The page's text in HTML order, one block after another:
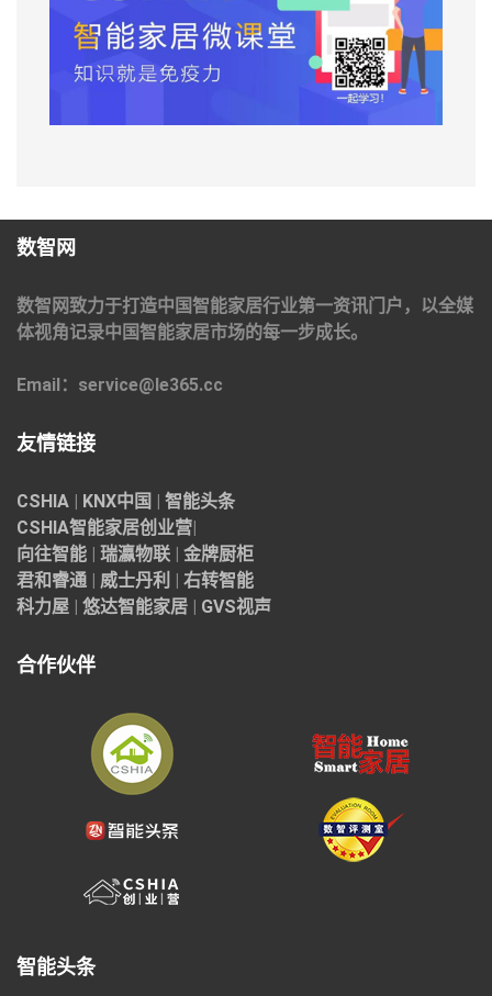
数智网
数智网致力于打造中国智能家居行业第一资讯门户，以全媒
体视角记录中国智能家居市场的每一步成长。
Email：service@le365.cc
友情链接
CSHIA KNX中国
智能头条
CSHIA智能家居创业营
向往智能
瑞瀛物联
金牌厨柜
君和睿通
威士丹利
右转智能
科力屋
悠达智能家居 GVS视声
合作伙伴
智能头条